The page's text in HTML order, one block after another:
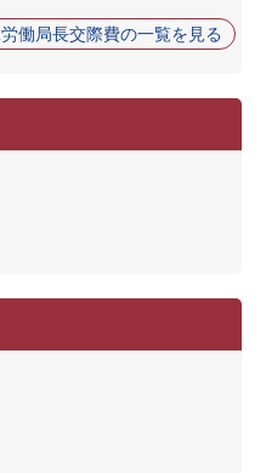
働局長交際費の一覧を見る